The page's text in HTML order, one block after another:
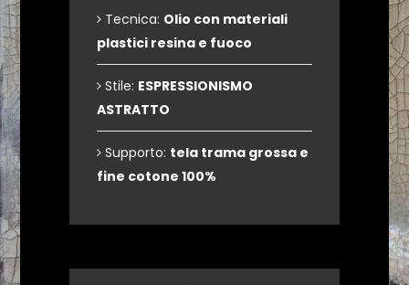
Tecnica: Olio con materiali
plastici resina e fuoco
Stile: ESPRESSIONISMO
ASTRATTO
Supporto: tela trama grossa e
fine cotone 100%